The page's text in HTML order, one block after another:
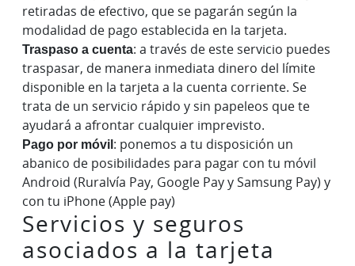
retiradas de efectivo, que se pagarán según la
modalidad de pago establecida en la tarjeta.
Traspaso a cuenta: a través de este servicio puedes
traspasar, de manera inmediata dinero del límite
disponible en la tarjeta a la cuenta corriente. Se
trata de un servicio rápido y sin papeleos que te
ayudará a afrontar cualquier imprevisto.
Pago por móvil: ponemos a tu disposición un
abanico de posibilidades para pagar con tu móvil
Android (Ruralvía Pay, Google Pay y Samsung Pay) y
con tu iPhone (Apple pay)
Servicios y seguros
asociados a la tarjeta